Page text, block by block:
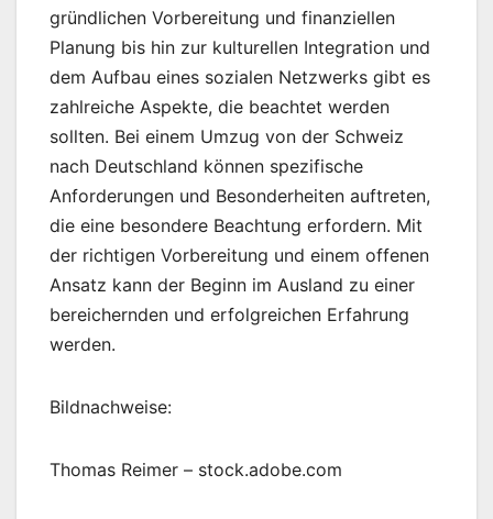
gründlichen Vorbereitung und finanziellen
Planung bis hin zur kulturellen Integration und
dem Aufbau eines sozialen Netzwerks gibt es
zahlreiche Aspekte, die beachtet werden
sollten. Bei einem Umzug von der Schweiz
nach Deutschland können spezifische
Anforderungen und Besonderheiten auftreten,
die eine besondere Beachtung erfordern. Mit
der richtigen Vorbereitung und einem offenen
Ansatz kann der Beginn im Ausland zu einer
bereichernden und erfolgreichen Erfahrung
werden.
Bildnachweise:
Thomas Reimer – stock.adobe.com